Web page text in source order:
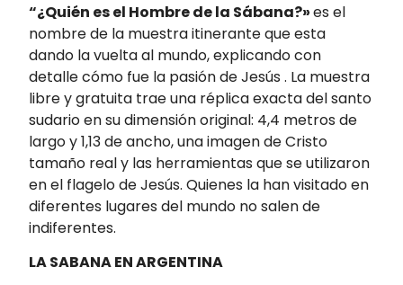
“¿Quién es el Hombre de la Sábana?»es el
nombre de la muestra itinerante que esta
dando la vuelta al mundo, explicando con
detalle cómo fue la pasión de Jesús . La muestra
libre y gratuita trae una réplica exacta del santo
sudarioen su dimensión original: 4,4 metros de
largo y 1,13 de ancho, una imagen de Cristo
tamaño real y las herramientas que se utilizaron
en el flagelo de Jesús. Quienes la han visitado en
diferentes lugares del mundo no salen de
indiferentes.
LA SABANA EN ARGENTINA